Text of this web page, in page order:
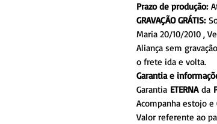
Prazo de produção:
GRAVAÇÃO GRÁTIS:
Maria 20/10/2010 ,
Aliança sem
o frete ida e volta.
Garantia e
Garantia ETERNAda
Acompanha estojo e
Valor referente ao